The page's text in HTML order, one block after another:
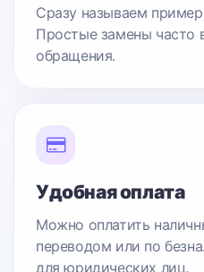
Сразу называем
Простые замены часто
обращения.
Удобная оплата
Можно оплатить
переводом или по
для юридических лиц.